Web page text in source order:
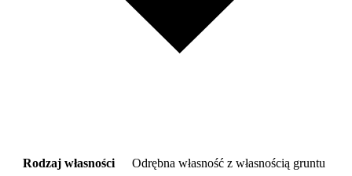
Rodzaj własności Odrębna własność z własnością gruntu